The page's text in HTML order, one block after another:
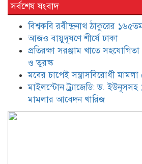
মুফতি আমির
‘ভুয়া ভুয়া’
তাপস-নানকসহ
অভিযোগ
সর্বশেষ ষংবাদ
বিশ্বকবি রবীন্দ্রনাথ ঠাকুরের
আজও বায়ুদূষণে শীর্ষে ঢাকা
প্রতিরক্ষা সরঞ্জাম খাতে
ও তুরস্ক
মবের চাপেই সন্ত্রাসবিরোধী
মাইলস্টোন ট্র্যাজেডি: ড. ইউনূসসহ
মামলার আবেদন খারিজ